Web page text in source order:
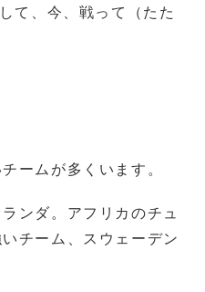
して、今、戦って（たた
ームが多くいます。
ンダ。アフリカのチュ
チーム、スウェーデン